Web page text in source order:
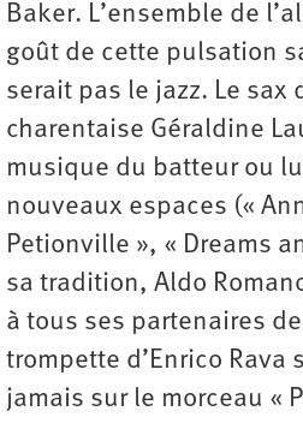
Baker. L’ensemble de
goût de cette pulsation
serait pas le jazz. Le sax
charentaise Géraldine
musique du batteur ou
nouveaux espaces («
Petionville », « Dreams
sa tradition, Aldo
à tous ses partenaires
trompette d’Enrico Rava
jamais sur le morceau «